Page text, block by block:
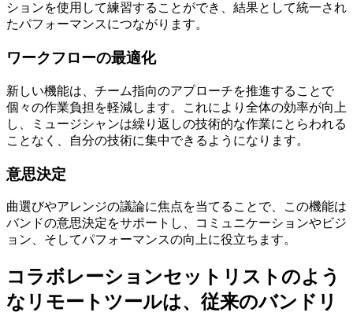
ションを使用して練習することができ、結果として統一され
たパフォーマンスにつながります。
ワークフローの最適化
新しい機能は、チーム指向のアプローチを推進することで
個々の作業負担を軽減します。これにより全体の効率が向上
し、ミュージシャンは繰り返しの技術的な作業にとらわれる
ことなく、自分の技術に集中できるようになります。
意思決定
曲選びやアレンジの議論に焦点を当てることで、この機能は
バンドの意思決定をサポートし、コミュニケーションやビジ
ョン、そしてパフォーマンスの向上に役立ちます。
コラボレーションセットリストのよう
なリモートツールは、従来のバンドリ